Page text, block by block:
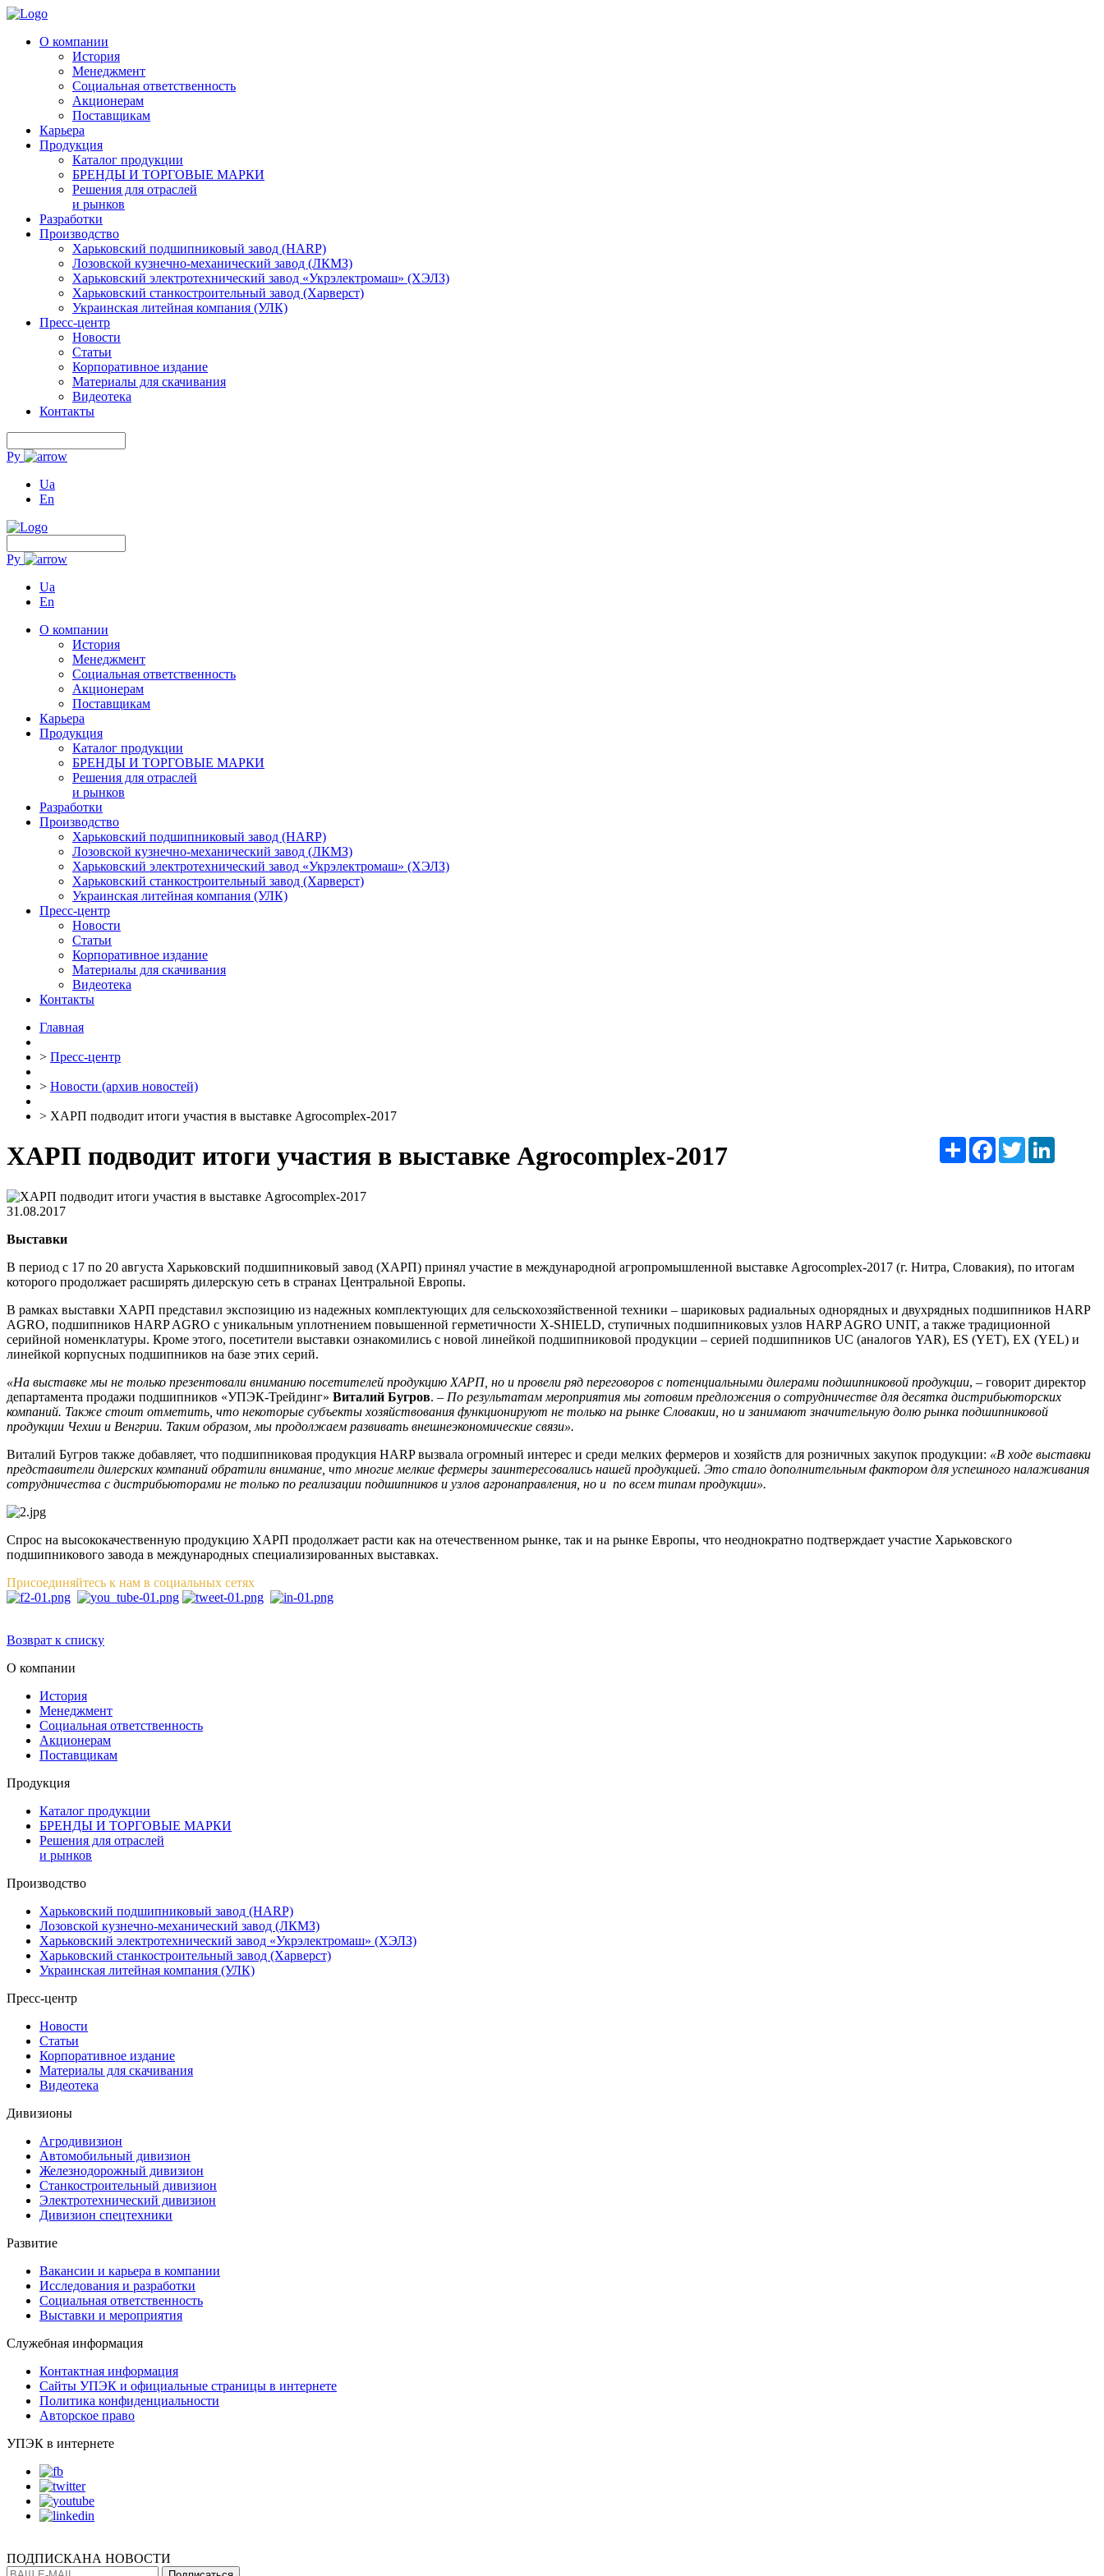
О компании
История
Менеджмент
Социальная ответственность
Акционерам
Поставщикам
Карьера
Продукция
Каталог продукции
БРЕНДЫ И ТОРГОВЫЕ МАРКИ
Решения для отраслей
и рынков
Разработки
Производство
Харьковский подшипниковый завод (HARP)
Лозовской кузнечно-механический завод (ЛКМЗ)
Харьковский электротехнический завод «Укрэлектромаш» (ХЭЛЗ)
Харьковский станкостроительный завод (Харверст)
Украинская литейная компания (УЛК)
Пресс-центр
Новости
Статьи
Корпоративное издание
Материалы для скачивания
Видеотека
Контакты
Ру
Ua
En
Ру
Ua
En
О компании
История
Менеджмент
Социальная ответственность
Акционерам
Поставщикам
Карьера
Продукция
Каталог продукции
БРЕНДЫ И ТОРГОВЫЕ МАРКИ
Решения для отраслей
и рынков
Разработки
Производство
Харьковский подшипниковый завод (HARP)
Лозовской кузнечно-механический завод (ЛКМЗ)
Харьковский электротехнический завод «Укрэлектромаш» (ХЭЛЗ)
Харьковский станкостроительный завод (Харверст)
Украинская литейная компания (УЛК)
Пресс-центр
Новости
Статьи
Корпоративное издание
Материалы для скачивания
Видеотека
Контакты
Главная
> Пресс-центр
> Новости (архив новостей)
> ХАРП подводит итоги участия в выставке Agrocomplex-2017
РесурсFacebookTwitter
ХАРП подводит итоги участия в выставке Agrocomplex-2017
31.08.2017
Выставки
В период с 17 по 20 августа Харьковский подшипниковый завод (ХАРП) принял участие в международной агропромышленной выставке Agrocomplex-2017 (г. Нитра, Словакия), по итогам
которого продолжает расширять дилерскую сеть в странах Центральной Европы.
В рамках выставки ХАРП представил экспозицию из надежных комплектующих для сельскохозяйственной техники – шариковых радиальных однорядных и двухрядных подшипников HARP
AGRO, подшипников HARP AGRO с уникальным уплотнением повышенной герметичности X-SHIELD, ступичных подшипниковых узлов HARP AGRO UNIT, а также традиционной
серийной номенклатуры. Кроме этого, посетители выставки ознакомились с новой линейкой подшипниковой продукции – серией подшипников UC (аналогов YAR), ES (YET), EX (YEL) и
линейкой корпусных подшипников на базе этих серий.
«На выставке мы не только презентовали вниманию посетителей продукцию ХАРП, но и провели ряд переговоров с потенциальными дилерами подшипниковой продукции, – говорит директор
департамента продажи подшипников «УПЭК-Трейдинг» Виталий Бугров. – По результатам мероприятия мы готовим предложения о сотрудничестве для десятка дистрибьюторских
компаний. Также стоит отметить, что некоторые субъекты хозяйствования функционируют не только на рынке Словакии, но и занимают значительную долю рынка подшипниковой
продукции Чехии и Венгрии. Таким образом, мы продолжаем развивать внешнеэкономические связи».
Виталий Бугров также добавляет, что подшипниковая продукция HARP вызвала огромный интерес и среди мелких фермеров и хозяйств для розничных закупок продукции: «В ходе выставки
представители дилерских компаний обратили внимание, что многие мелкие фермеры заинтересовались нашей продукцией. Это стало дополнительным фактором для успешного налаживания
сотрудничества с дистрибьюторами не только по реализации подшипников и узлов агронаправления, но и по всем типам продукции».
Спрос на высококачественную продукцию ХАРП продолжает расти как на отечественном рынке, так и на рынке Европы, что неоднократно подтверждает участие Харьковского
подшипникового завода в международных специализированных выставках.
Присоединяйтесь к нам в социальных сетях
Возврат к списку
О компании
История
Менеджмент
Социальная ответственность
Акционерам
Поставщикам
Продукция
Каталог продукции
БРЕНДЫ И ТОРГОВЫЕ МАРКИ
Решения для отраслей
и рынков
Производство
Харьковский подшипниковый завод (HARP)
Лозовской кузнечно-механический завод (ЛКМЗ)
Харьковский электротехнический завод «Укрэлектромаш» (ХЭЛЗ)
Харьковский станкостроительный завод (Харверст)
Украинская литейная компания (УЛК)
Пресс-центр
Новости
Статьи
Корпоративное издание
Материалы для скачивания
Видеотека
Дивизионы
Агродивизион
Автомобильный дивизион
Железнодорожный дивизион
Станкостроительный дивизион
Электротехнический дивизион
Дивизион спецтехники
Развитие
Вакансии и карьера в компании
Исследования и разработки
Социальная ответственность
Выставки и мероприятия
Служебная информация
Контактная информация
Сайты УПЭК и официальные страницы в интернете
Политика конфиденциальности
Авторское право
УПЭК в интернете
ПОДПИСКАНА НОВОСТИ